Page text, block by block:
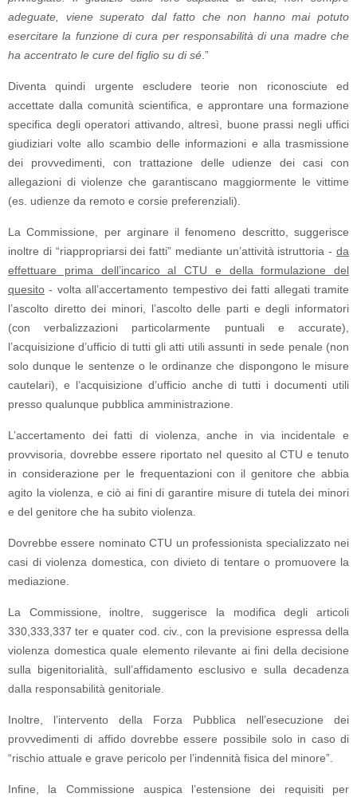
adeguate, viene superato dal fatto che non hanno mai potuto
esercitare la funzione di cura per responsabilità di una madre che
ha accentrato le cure del figlio su di sé .”
Diventa quindi urgente escludere teorie non riconosciute ed
accettate dalla comunità scientifica, e approntare una formazione
specifica degli operatori attivando, altresì, buone prassi negli uffici
giudiziari volte allo scambio delle informazioni e alla trasmissione
dei provvedimenti, con trattazione delle udienze dei casi con
allegazioni di violenze che garantiscano maggiormente le vittime
(es. udienze da remoto e corsie preferenziali).
La Commissione, per arginare il fenomeno descritto, suggerisce
inoltre di “riappropriarsi dei fatti” mediante un’attività istruttoria - da
effettuare prima dell’incarico al CTU e della formulazione del
quesito - volta all’accertamento tempestivo dei fatti allegati tramite
l’ascolto diretto dei minori, l’ascolto delle parti e degli informatori
(con verbalizzazioni particolarmente puntuali e accurate),
l’acquisizione d’ufficio di tutti gli atti utili assunti in sede penale (non
solo dunque le sentenze o le ordinanze che dispongono le misure
cautelari), e l’acquisizione d’ufficio anche di tutti i documenti utili
presso qualunque pubblica amministrazione.
L’accertamento dei fatti di violenza, anche in via incidentale e
provvisoria, dovrebbe essere riportato nel quesito al CTU e tenuto
in considerazione per le frequentazioni con il genitore che abbia
agito la violenza, e ciò ai fini di garantire misure di tutela dei minori
e del genitore che ha subito violenza.
Dovrebbe essere nominato CTU un professionista specializzato nei
casi di violenza domestica, con divieto di tentare o promuovere la
mediazione.
La Commissione, inoltre, suggerisce la modifica degli articoli
330,333,337 ter e quater cod. civ., con la previsione espressa della
violenza domestica quale elemento rilevante ai fini della decisione
sulla bigenitorialità, sull’affidamento esclusivo e sulla decadenza
dalla responsabilità genitoriale.
Inoltre, l’intervento della Forza Pubblica nell’esecuzione dei
provvedimenti di affido dovrebbe essere possibile solo in caso di
“rischio attuale e grave pericolo per l’indennità fisica del minore”.
Infine, la Commissione auspica l’estensione dei requisiti per